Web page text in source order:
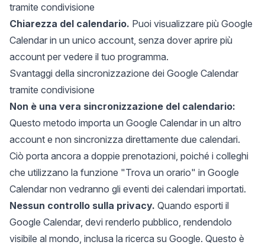
tramite condivisione
Chiarezza del calendario. Puoi visualizzare più Google
Calendar in un unico account, senza dover aprire più
account per vedere il tuo programma.
Svantaggi della sincronizzazione dei Google Calendar
tramite condivisione
Non è una vera sincronizzazione del calendario:
Questo metodo importa un Google Calendar in un altro
account e non sincronizza direttamente due calendari.
Ciò porta ancora a doppie prenotazioni, poiché i colleghi
che utilizzano la funzione "Trova un orario" in Google
Calendar non vedranno gli eventi dei calendari importati.
Nessun controllo sulla privacy. Quando esporti il
Google Calendar, devi renderlo pubblico, rendendolo
visibile al mondo, inclusa la ricerca su Google. Questo è